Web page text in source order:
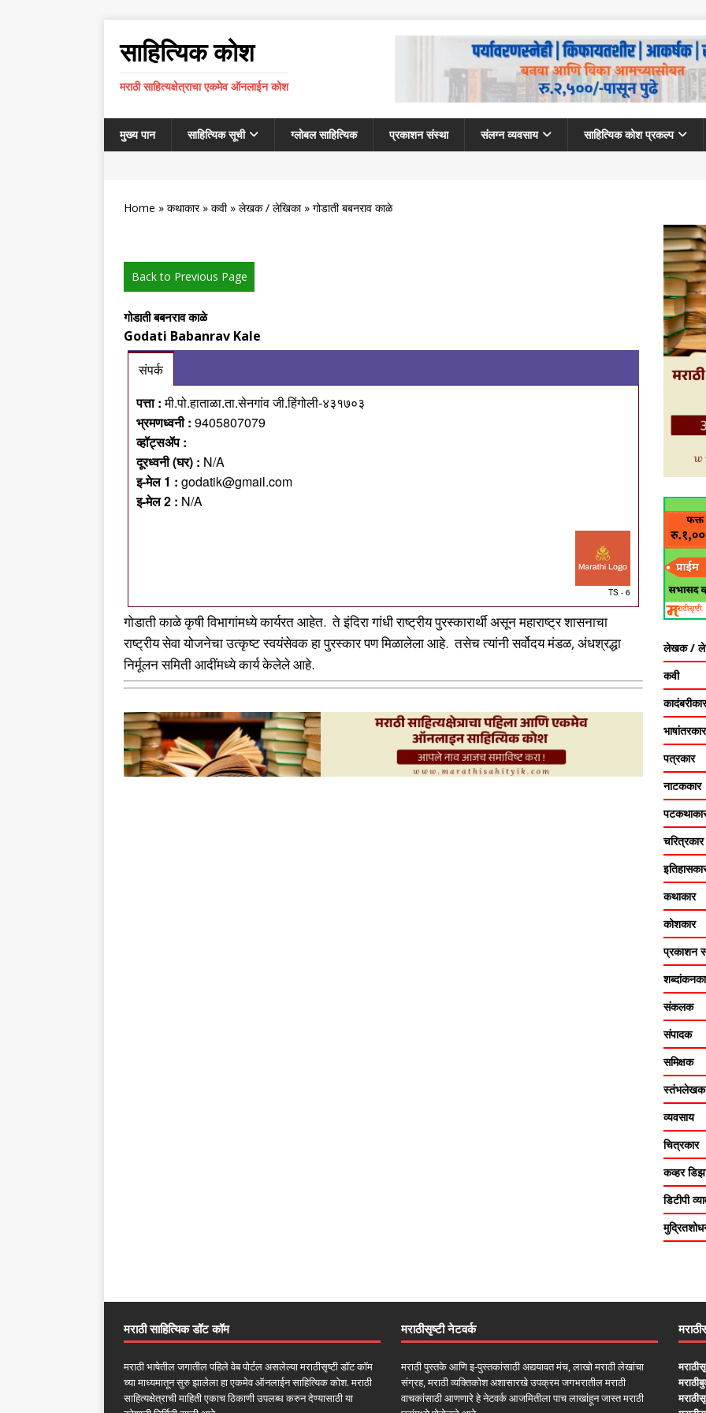
साहित्यिक कोश
मराठी साहित्यक्षेत्राचा एकमेव ऑनलाईन कोश
मुख्य पान साहित्यिक सूची ग्लोबल साहित्यिक प्रकाशन संस्था संलग्न व्यवसाय साहित्यिक कोश प्रकल्प
Home » कथाकार» कवी» लेखक / लेखिका» गोडाती बबनराव काळे
Back to Previous Page
गोडाती बबनराव काळे
Godati Babanrav Kale
संपर्क
पत्ता :मी.पो.हाताळा.ता.सेनगांव जी.हिंगोली-४३१७०३
भ्रमणध्वनी : 9405807079
व्हॉट्सॲप :
दूरध्वनी (घर) : N/A
इ-मेल 1 : godatik@gmail.com
इ-मेल 2 : N/A
TS - 6
गोडाती काळे कृषी विभागांमध्ये कार्यरत आहेत. ते इंदिरा गांधी राष्ट्रीय पुरस्कारार्थी असून महाराष्ट्र शासनाचा
राष्ट्रीय सेवा योजनेचा उत्कृष्ट स्वयंसेवक हा पुरस्कार पण मिळालेला आहे. तसेच त्यांनी सर्वोदय मंडळ, अंधश्रद्धा
निर्मूलन समिती आदींमध्ये कार्य केलेले आहे.
लेखक /
कवी
कादंबरीकार
भाषांतरकार
पत्रकार
नाटककार
चरित्रकार
कथाकार
कोशकार
प्रकाशन
संकलक
संपादक
समिक्षक
स्तंभलेखक
व्यवसाय
चित्रकार
कव्हर
डिटीपी
मराठी साहित्यिक डॉट कॉम
मराठी भाषेतील जगातील पहिले वेब पोर्टल असलेल्या मराठीसृष्टी डॉट कॉम
च्या माध्यमातून सुरु झालेला हा एकमेव ऑनलाईन साहित्यिक कोश. मराठी
साहित्यक्षेत्राची माहिती एकाच ठिकाणी उपलब्ध करुन देण्यासाठी या
मराठीसृष्टी नेटवर्क
मराठी पुस्तके आणि इ-पुस्तकांसाठी अद्ययावत मंच, लाखो मराठी लेखांचा
संग्रह, मराठी व्यक्तिकोश अशासारखे उपक्रम जगभरातील मराठी
वाचकांसाठी आणणारे हे नेटवर्क आजमितीला पाच लाखांहून जास्त मराठी